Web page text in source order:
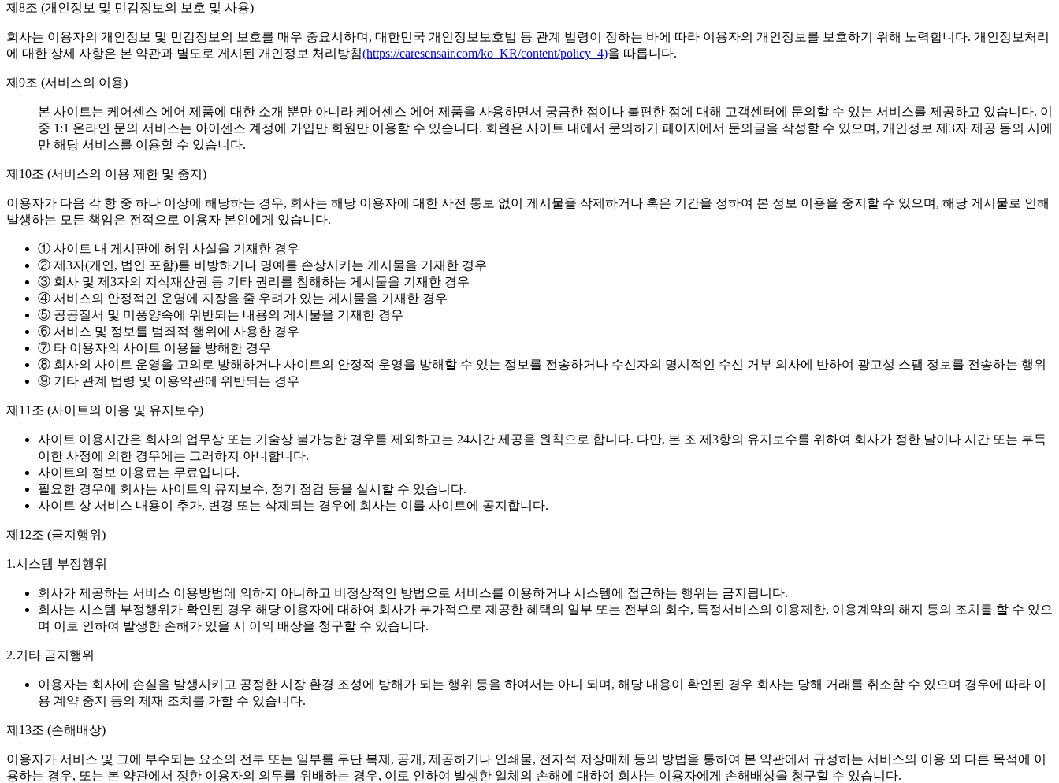
제8조 (개인정보 및 민감정보의 보호 및 사용)
회사는 이용자의 개인정보 및 민감정보의 보호를 매우 중요시하며, 대한민국 개인정보보호법 등 관계 법령이 정하는 바에 따라 이용자의 개인정보를 보호하기 위해 노력합니다. 개인정보처리
에 대한 상세 사항은 본 약관과 별도로 게시된 개인정보 처리방침(https://caresensair.com/ko_KR/content/policy_4)을 따릅니다.
제9조 (서비스의 이용)
본 사이트는 케어센스 에어 제품에 대한 소개 뿐만 아니라 케어센스 에어 제품을 사용하면서 궁금한 점이나 불편한 점에 대해 고객센터에 문의할 수 있는 서비스를 제공하고 있습니다. 이
중 1:1 온라인 문의 서비스는 아이센스 계정에 가입만 회원만 이용할 수 있습니다. 회원은 사이트 내에서 문의하기 페이지에서 문의글을 작성할 수 있으며, 개인정보 제3자 제공 동의 시에
만 해당 서비스를 이용할 수 있습니다.
제10조 (서비스의 이용 제한 및 중지)
이용자가 다음 각 항 중 하나 이상에 해당하는 경우, 회사는 해당 이용자에 대한 사전 통보 없이 게시물을 삭제하거나 혹은 기간을 정하여 본 정보 이용을 중지할 수 있으며, 해당 게시물로 인해
발생하는 모든 책임은 전적으로 이용자 본인에게 있습니다.
① 사이트 내 게시판에 허위 사실을 기재한 경우
② 제3자(개인, 법인 포함)를 비방하거나 명예를 손상시키는 게시물을 기재한 경우
③ 회사 및 제3자의 지식재산권 등 기타 권리를 침해하는 게시물을 기재한 경우
④ 서비스의 안정적인 운영에 지장을 줄 우려가 있는 게시물을 기재한 경우
⑤ 공공질서 및 미풍양속에 위반되는 내용의 게시물을 기재한 경우
⑥ 서비스 및 정보를 범죄적 행위에 사용한 경우
⑦ 타 이용자의 사이트 이용을 방해한 경우
⑧ 회사의 사이트 운영을 고의로 방해하거나 사이트의 안정적 운영을 방해할 수 있는 정보를 전송하거나 수신자의 명시적인 수신 거부 의사에 반하여 광고성 스팸 정보를 전송하는 행위
⑨ 기타 관계 법령 및 이용약관에 위반되는 경우
제11조 (사이트의 이용 및 유지보수)
사이트 이용시간은 회사의 업무상 또는 기술상 불가능한 경우를 제외하고는 24시간 제공을 원칙으로 합니다. 다만, 본 조 제3항의 유지보수를 위하여 회사가 정한 날이나 시간 또는 부득
이한 사정에 의한 경우에는 그러하지 아니합니다.
사이트의 정보 이용료는 무료입니다.
필요한 경우에 회사는 사이트의 유지보수, 정기 점검 등을 실시할 수 있습니다.
사이트 상 서비스 내용이 추가, 변경 또는 삭제되는 경우에 회사는 이를 사이트에 공지합니다.
제12조 (금지행위)
1.시스템 부정행위
회사가 제공하는 서비스 이용방법에 의하지 아니하고 비정상적인 방법으로 서비스를 이용하거나 시스템에 접근하는 행위는 금지됩니다.
회사는 시스템 부정행위가 확인된 경우 해당 이용자에 대하여 회사가 부가적으로 제공한 혜택의 일부 또는 전부의 회수, 특정서비스의 이용제한, 이용계약의 해지 등의 조치를 할 수 있으
며 이로 인하여 발생한 손해가 있을 시 이의 배상을 청구할 수 있습니다.
2.기타 금지행위
이용자는 회사에 손실을 발생시키고 공정한 시장 환경 조성에 방해가 되는 행위 등을 하여서는 아니 되며, 해당 내용이 확인된 경우 회사는 당해 거래를 취소할 수 있으며 경우에 따라 이
용 계약 중지 등의 제재 조치를 가할 수 있습니다.
제13조 (손해배상)
이용자가 서비스 및 그에 부수되는 요소의 전부 또는 일부를 무단 복제, 공개, 제공하거나 인쇄물, 전자적 저장매체 등의 방법을 통하여 본 약관에서 규정하는 서비스의 이용 외 다른 목적에 이
용하는 경우, 또는 본 약관에서 정한 이용자의 의무를 위배하는 경우, 이로 인하여 발생한 일체의 손해에 대하여 회사는 이용자에게 손해배상을 청구할 수 있습니다.